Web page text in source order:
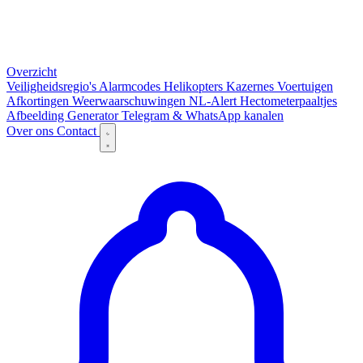
Overzicht
Veiligheidsregio's Alarmcodes Helikopters Kazernes Voertuigen
Afkortingen Weerwaarschuwingen NL-Alert Hectometerpaaltjes
Afbeelding GeneratorTelegram & WhatsApp kanalen
Over ons Contact